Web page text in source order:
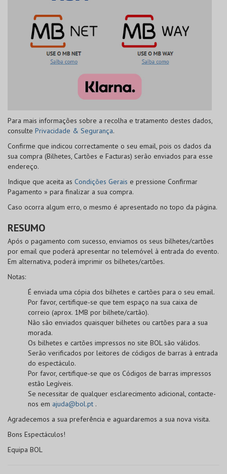
Para mais informações sobre a recolha e tratamento destes dados,
consulte Privacidade & Segurança.
Confirme que indicou correctamente o seu email, pois os dados da
sua compra (Bilhetes, Cartões e Facturas) serão enviados para esse
endereço.
Indique que aceita as Condições Gerais e pressione Confirmar
Pagamento » para finalizar a sua compra.
Caso ocorra algum erro, o mesmo é apresentado no topo da página.
RESUMO
Após o pagamento com sucesso, enviamos os seus bilhetes/cartões
por email que poderá apresentar no telemóvel à entrada do evento.
Em alternativa, poderá imprimir os bilhetes/cartões.
Notas:
É enviada uma cópia dos bilhetes e cartões para o seu email.
Por favor, certifique-se que tem espaço na sua caixa de
correio (aprox. 1MB por bilhete/cartão).
Não são enviados quaisquer bilhetes ou cartões para a sua
morada.
Os bilhetes e cartões impressos no site BOLsão válidos.
Serão verificados por leitores de códigos de barras à entrada
do espectáculo.
Por favor, certifique-se que os Códigos de barras impressos
estão Legíveis.
Se necessitar de qualquer esclarecimento adicional, contacte-
nos em ajuda@bol.pt .
Agradecemos a sua preferência e aguardaremos a sua nova visita.
Bons Espectáculos!
Equipa BOL